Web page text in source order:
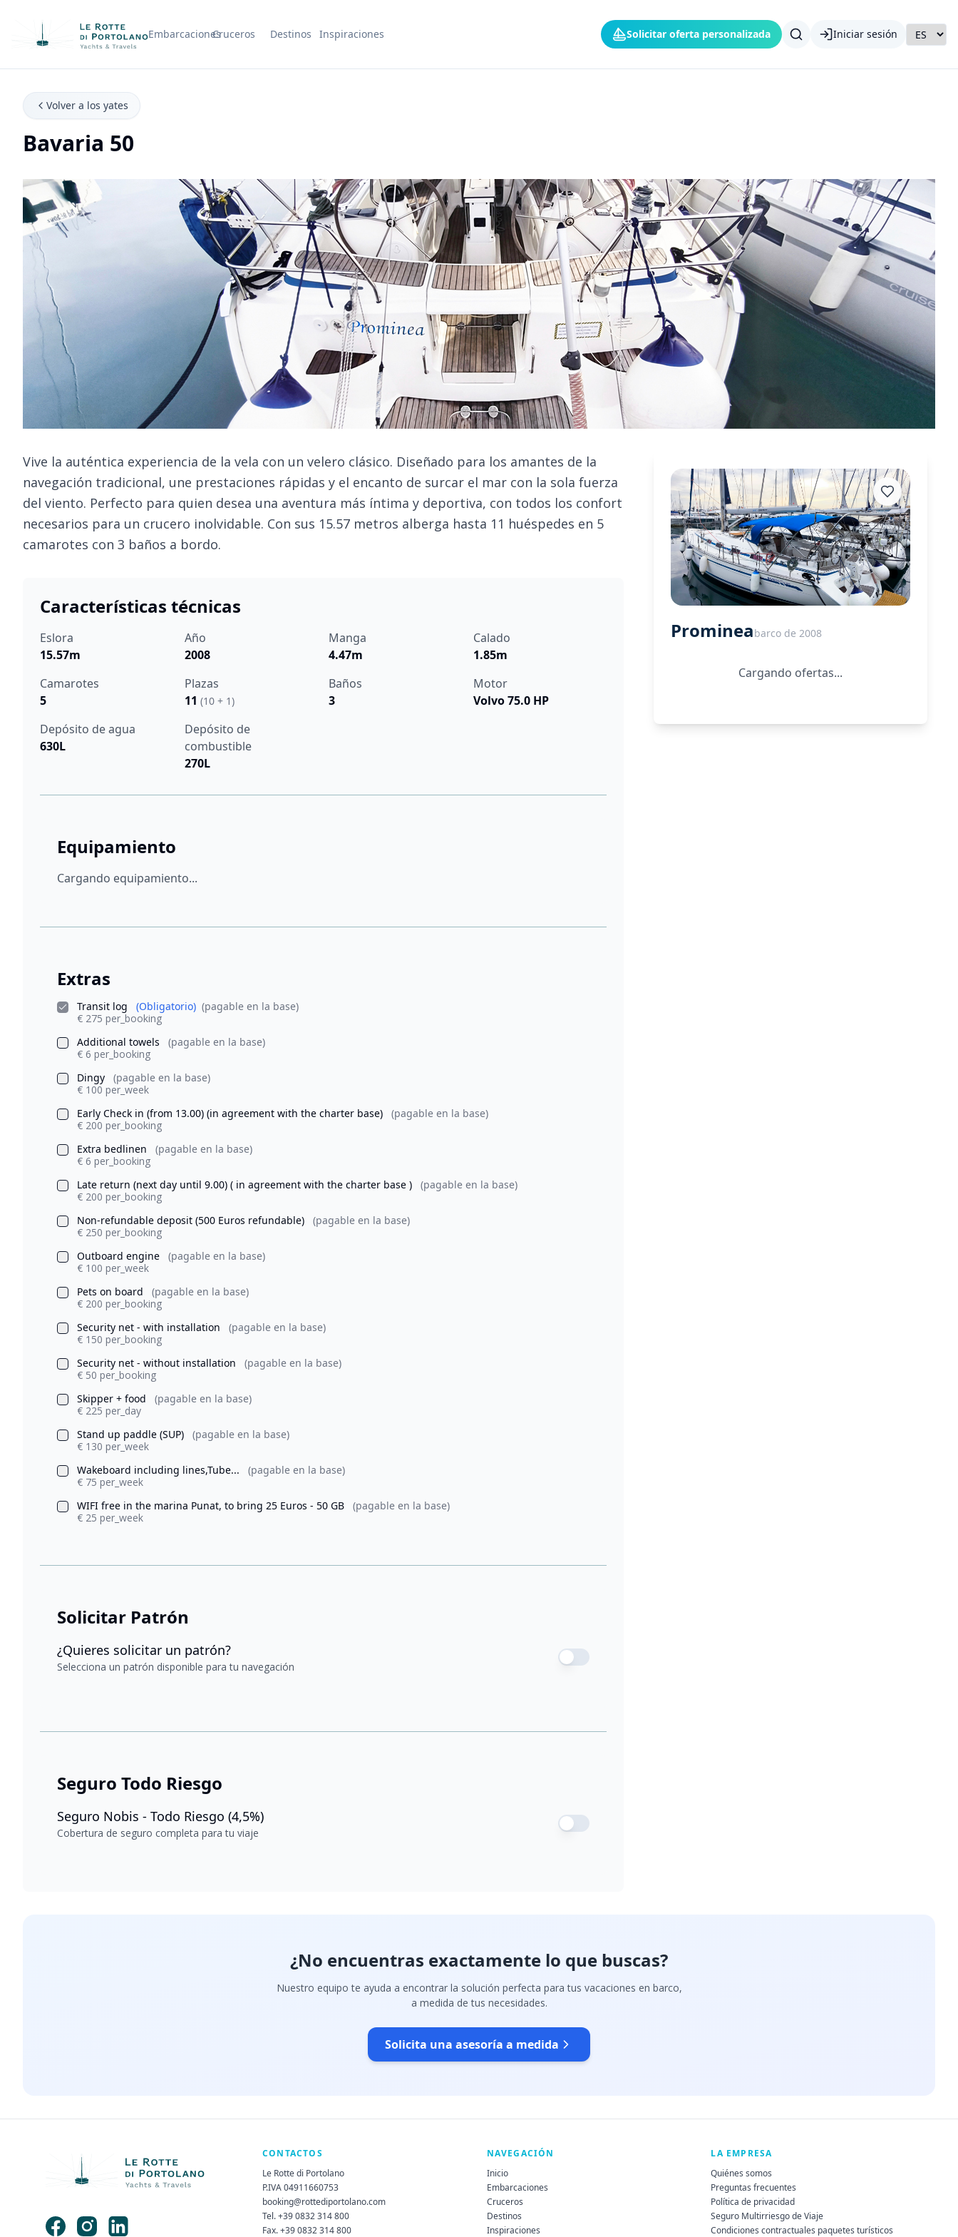
Nombre de la empresa EmbarcacionesCruceros Destinos Inspiraciones Solicitar oferta personalizada Iniciar sesión
Volver a los yates
Bavaria 50
Vive la auténtica experiencia de la vela con un velero clásico. Diseñado para los amantes de la
navegación tradicional, une prestaciones rápidas y el encanto de surcar el mar con la sola fuerza
del viento. Perfecto para quien desea una aventura más íntima y deportiva, con todos los confort
necesarios para un crucero inolvidable. Con sus 15.57 metros alberga hasta 11 huéspedes en 5
camarotes con 3 baños a bordo.
Características técnicas
Eslora
15.57m
Año
2008
Manga
4.47m
Calado
1.85m
Camarotes
5
Plazas
11 (10 + 1)
Baños
3
Motor
Volvo 75.0 HP
Depósito de agua
630L
Depósito de
combustible
270L
Equipamiento
Cargando equipamiento...
Extras
Transit log (Obligatorio) (pagable en la base)
€ 275 per_booking
Additional towels
(pagable en la base)
€ 6 per_booking
Dingy
(pagable en la base)
€ 100 per_week
Early Check in (from 13.00) (in agreement with the charter base)
(pagable en la base)
€ 200 per_booking
Extra bedlinen
(pagable en la base)
€ 6 per_booking
Late return (next day until 9.00) ( in agreement with the charter base )
(pagable en la base)
€ 200 per_booking
Non-refundable deposit (500 Euros refundable)
(pagable en la base)
€ 250 per_booking
Outboard engine
(pagable en la base)
€ 100 per_week
Pets on board
(pagable en la base)
€ 200 per_booking
Security net - with installation
(pagable en la base)
€ 150 per_booking
Security net - without installation
(pagable en la base)
€ 50 per_booking
Skipper + food
(pagable en la base)
€ 225 per_day
Stand up paddle (SUP)
(pagable en la base)
€ 130 per_week
Wakeboard including lines,Tube...
(pagable en la base)
€ 75 per_week
WIFI free in the marina Punat, to bring 25 Euros - 50 GB
(pagable en la base)
€ 25 per_week
Solicitar Patrón
¿Quieres solicitar un patrón?
Selecciona un patrón disponible para tu navegación
Seguro Todo Riesgo
Seguro Nobis - Todo Riesgo (4,5%)
Cobertura de seguro completa para tu viaje
Promineabarco de 2008
Cargando ofertas...
¿No encuentras exactamente lo que buscas?
Nuestro equipo te ayuda a encontrar la solución perfecta para tus vacaciones en barco,
a medida de tus necesidades.
Solicita una asesoría a medida
CONTACTOS
Le Rotte di Portolano
P.IVA 04911660753
booking@rottediportolano.com
Tel. +39 0832 314 800
Fax. +39 0832 314 800
NAVEGACIÓN
Inicio
Embarcaciones
Cruceros
Destinos
Inspiraciones
LA EMPRESA
Quiénes somos
Preguntas frecuentes
Política de privacidad
Seguro Multirriesgo de Viaje
Condiciones contractuales paquetes turísticos